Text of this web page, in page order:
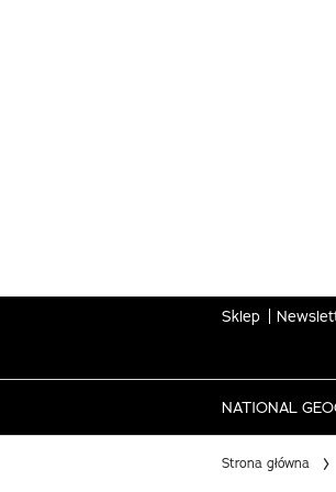
Sklep
NATIONAL
Strona główna